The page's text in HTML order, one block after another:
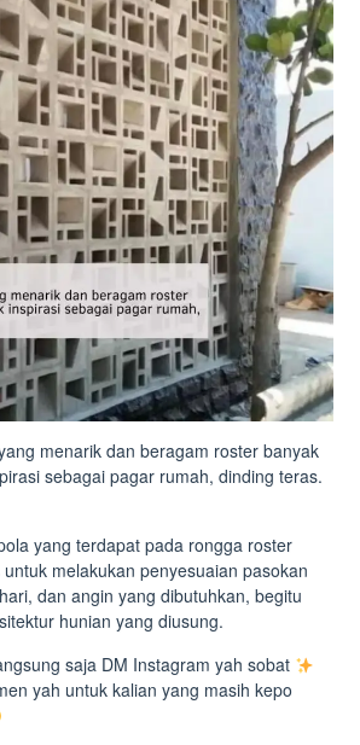
menarik dan beragam roster banyak
sebagai pagar rumah, dinding teras.
yang terdapat pada rongga roster
melakukan penyesuaian pasokan
dan angin yang dibutuhkan, begitu
hunian yang diusung.
saja DM Instagram yah sobat
yah untuk kalian yang masih kepo